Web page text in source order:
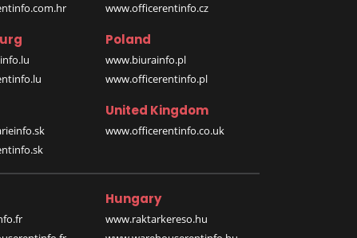
www.officerentinfo.cz
Poland
www.biurainfo.pl
www.officerentinfo.pl
United Kingdom
www.officerentinfo.co.uk
Hungary
www.raktarkereso.hu